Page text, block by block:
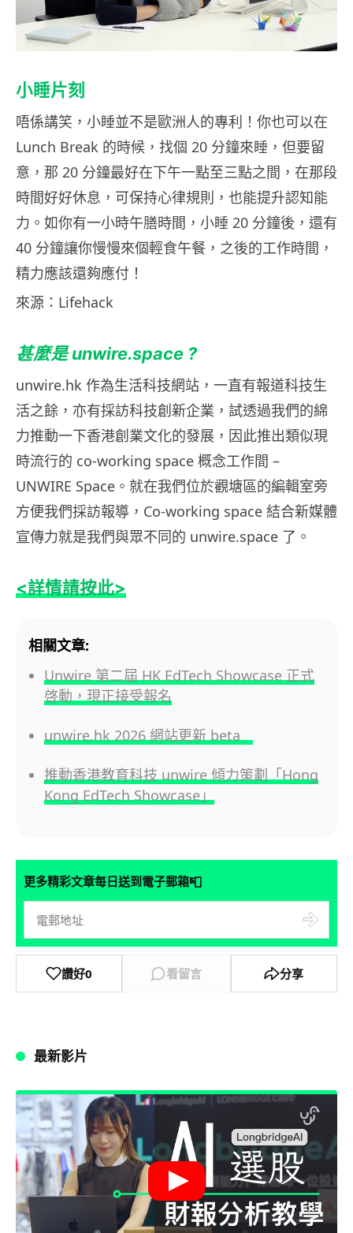
小睡片刻
唔係講笑，小睡並不是歐洲人的專利！你也可以在
Lunch Break 的時候，找個 20 分鐘來睡，但要留
意，那 20 分鐘最好在下午一點至三點之間，在那段
時間好好休息，可保持心律規則，也能提升認知能
力。如你有一小時午膳時間，小睡 20 分鐘後，還有
40 分鐘讓你慢慢來個輕食午餐，之後的工作時間，
精力應該還夠應付！
來源：Lifehack
甚麼是 unwire.space ?
unwire.hk 作為生活科技網站，一直有報道科技生
活之餘，亦有採訪科技創新企業，試透過我們的綿
力推動一下香港創業文化的發展，因此推出類似現
時流行的 co-working space 概念工作間 –
UNWIRE Space。就在我們位於觀塘區的編輯室旁
方便我們採訪報導， Co-working space 結合新媒體
宣傳力就是我們與眾不同的 unwire.space 了。
<詳情請按此>
相關文章:
Unwire 第二屆 HK EdTech Showcase 正式
啓動，現正接受報名
unwire.hk 2026 網站更新 beta
推動香港教育科技 unwire 傾力策劃「Hong
Kong EdTech Showcase」
更多精彩文章每日送到電子郵箱📮
讚好0 看留言 分享
最新影片